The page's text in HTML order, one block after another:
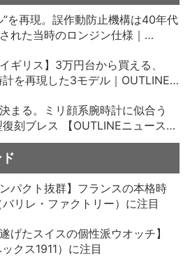
を再現。誤作動防止機構は40年代
れた当時のロンジン仕様｜
ギリス】3万円台から買える、
を再現した3モデル｜OUTLINE
まる。ミリ顔系腕時計に似合う
刻ブレス 【OUTLINEニュース
パクト抜群】フランスの本格時
リレ・ファクトリー）に注目
げたスイスの個性派ウオッチ】
クス1911）に注目